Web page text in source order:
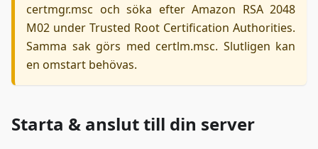
certmgr.msc och söka efter Amazon RSA 2048
M02 under Trusted Root Certification Authorities.
Samma sak görs med certlm.msc. Slutligen kan
en omstart behövas.
Starta & anslut till din server